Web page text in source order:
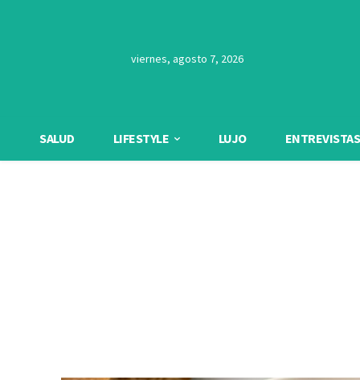
viernes, agosto 7, 2026
SALUD LIFESTYLE LUJO ENTREVISTAS